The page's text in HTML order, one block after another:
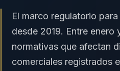
El marco regulatorio
desde 2019. Entre
normativas que afectan
comerciales registrados